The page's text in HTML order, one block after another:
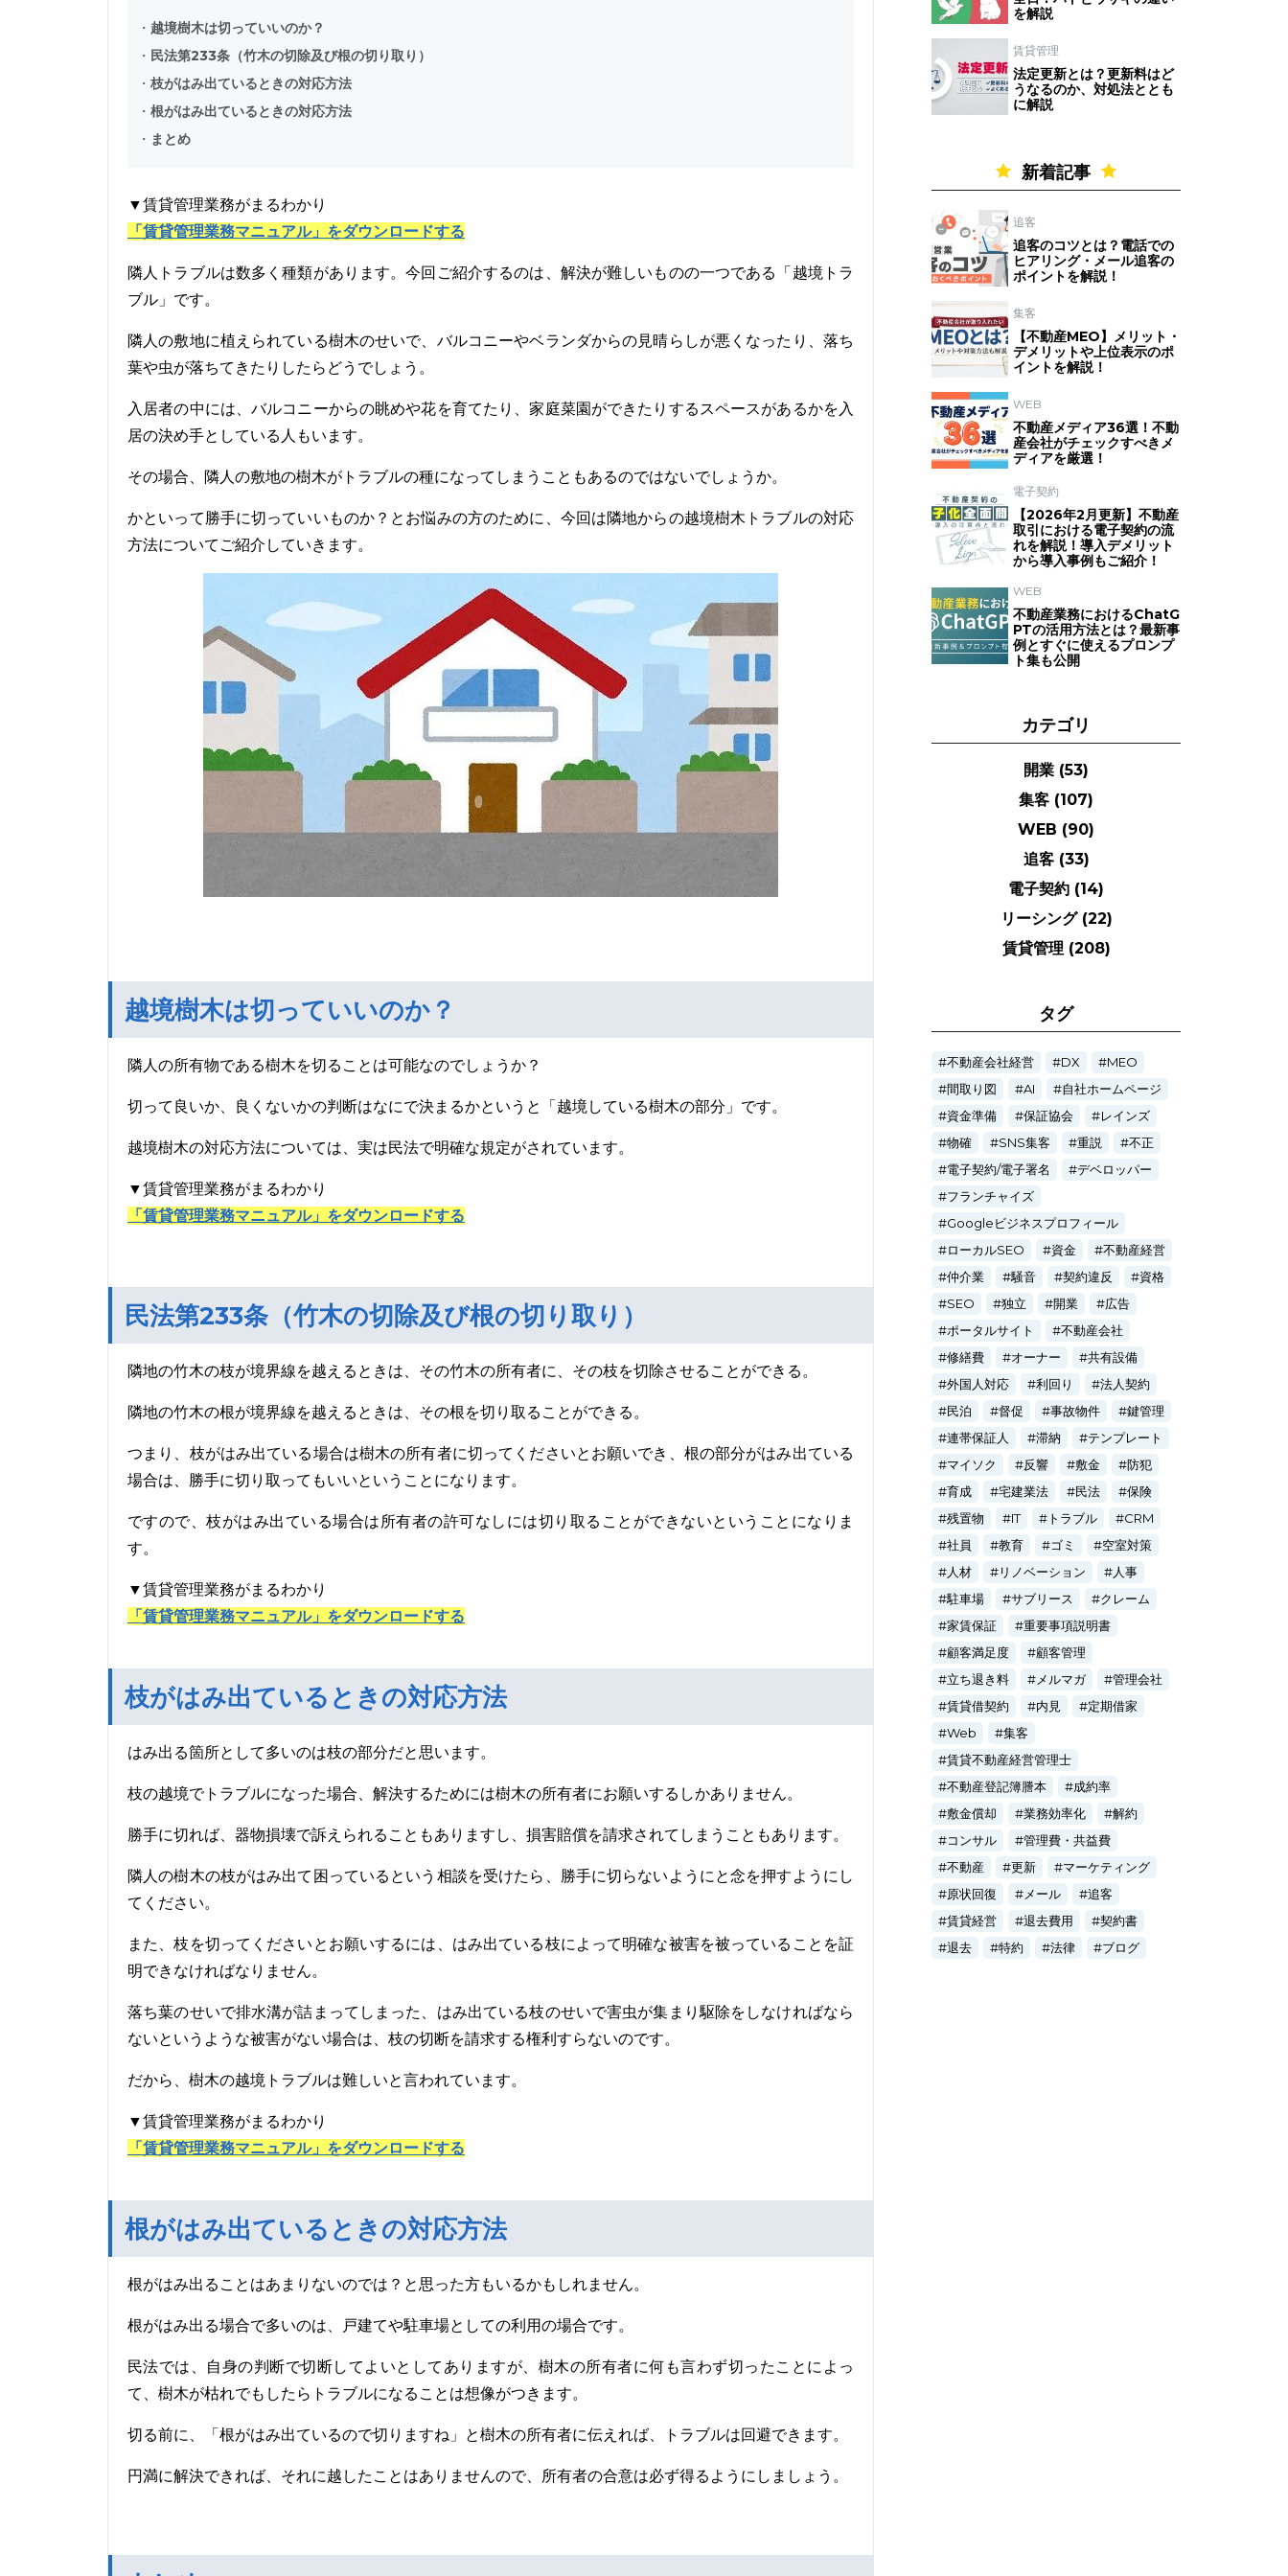
・ 越境樹木は切っていいのか？
・ 民法第233条（竹木の切除及び根の切り取り）
・ 枝がはみ出ているときの対応方法
・ 根がはみ出ているときの対応方法
・ まとめ
▼賃貸管理業務がまるわかり
「賃貸管理業務マニュアル」をダウンロードする
隣人トラブルは数多く種類があります。今回ご紹介するのは、解決が難しいものの一つである「越境トラ
ブル」です。
隣人の敷地に植えられている樹木のせいで、バルコニーやベランダからの見晴らしが悪くなったり、落ち
葉や虫が落ちてきたりしたらどうでしょう。
入居者の中には、バルコニーからの眺めや花を育てたり、家庭菜園ができたりするスペースがあるかを入
居の決め手としている人もいます。
その場合、隣人の敷地の樹木がトラブルの種になってしまうこともあるのではないでしょうか。
かといって勝手に切っていいものか？とお悩みの方のために、今回は隣地からの越境樹木トラブルの対応
方法についてご紹介していきます。
越境樹木は切っていいのか？
隣人の所有物である樹木を切ることは可能なのでしょうか？
切って良いか、良くないかの判断はなにで決まるかというと「越境している樹木の部分」です。
越境樹木の対応方法については、実は民法で明確な規定がされています。
▼賃貸管理業務がまるわかり
「賃貸管理業務マニュアル」をダウンロードする
民法第233条（竹木の切除及び根の切り取り）
隣地の竹木の枝が境界線を越えるときは、その竹木の所有者に、その枝を切除させることができる。
隣地の竹木の根が境界線を越えるときは、その根を切り取ることができる。
つまり、枝がはみ出ている場合は樹木の所有者に切ってくださいとお願いでき、根の部分がはみ出ている
場合は、勝手に切り取ってもいいということになります。
ですので、枝がはみ出ている場合は所有者の許可なしには切り取ることができないということになりま
す。
▼賃貸管理業務がまるわかり
「賃貸管理業務マニュアル」をダウンロードする
枝がはみ出ているときの対応方法
はみ出る箇所として多いのは枝の部分だと思います。
枝の越境でトラブルになった場合、解決するためには樹木の所有者にお願いするしかありません。
勝手に切れば、器物損壊で訴えられることもありますし、損害賠償を請求されてしまうこともあります。
隣人の樹木の枝がはみ出て困っているという相談を受けたら、勝手に切らないようにと念を押すようにし
てください。
また、枝を切ってくださいとお願いするには、はみ出ている枝によって明確な被害を被っていることを証
明できなければなりません。
落ち葉のせいで排水溝が詰まってしまった、はみ出ている枝のせいで害虫が集まり駆除をしなければなら
ないというような被害がない場合は、枝の切断を請求する権利すらないのです。
だから、樹木の越境トラブルは難しいと言われています。
▼賃貸管理業務がまるわかり
「賃貸管理業務マニュアル」をダウンロードする
根がはみ出ているときの対応方法
根がはみ出ることはあまりないのでは？と思った方もいるかもしれません。
根がはみ出る場合で多いのは、戸建てや駐車場としての利用の場合です。
民法では、自身の判断で切断してよいとしてありますが、樹木の所有者に何も言わず切ったことによっ
て、樹木が枯れでもしたらトラブルになることは想像がつきます。
切る前に、「根がはみ出ているので切りますね」と樹木の所有者に伝えれば、トラブルは回避できます。
円満に解決できれば、それに越したことはありませんので、所有者の合意は必ず得るようにしましょう。
を解説
賃貸管理
法定更新とは？更新料はど
うなるのか、対処法ととも
に解説
新着記事
追客
追客のコツとは？電話での
ヒアリング・メール追客の
ポイントを解説！
集客
【不動産MEO】メリット・
デメリットや上位表示のポ
イントを解説！
WEB
不動産メディア36選！不動
産会社がチェックすべきメ
ディアを厳選！
電子契約
【2026年2月更新】不動産
取引における電子契約の流
れを解説！導入デメリット
から導入事例もご紹介！
WEB
不動産業務におけるChatG
PTの活用方法とは？最新事
例とすぐに使えるプロンプ
ト集も公開
カテゴリ
開業 (53)
集客 (107)
WEB (90)
追客 (33)
電子契約 (14)
リーシング (22)
賃貸管理 (208)
タグ
不動産会社経営 DX
MEO
間取り図
AI
自社ホームページ
資金準備
保証協会
レインズ
物確
SNS集客 重説
不正
電子契約/電子署名
デベロッパー
フランチャイズ
Googleビジネスプロフィール
ローカルSEO
資金
不動産経営
仲介業
騒音 契約違反
資格
SEO
独立 開業
広告
ポータルサイト
不動産会社
修繕費
オーナー
共有設備
外国人対応
利回り
法人契約
民泊
督促 事故物件
鍵管理
連帯保証人
滞納
テンプレート
マイソク
反響 敷金
防犯
育成
宅建業法 民法
保険
残置物
IT トラブル
CRM
社員
教育 ゴミ
空室対策
人材
リノベーション
人事
駐車場
サブリース
クレーム
家賃保証
重要事項説明書
顧客満足度
顧客管理
立ち退き料
メルマガ
管理会社
賃貸借契約
内見
定期借家
Web
集客
賃貸不動産経営管理士
不動産登記簿謄本
成約率
敷金償却
業務効率化
解約
コンサル
管理費・共益費
不動産
更新
マーケティング
原状回復
メール
追客
賃貸経営
退去費用
契約書
退去
特約 法律 ブログ